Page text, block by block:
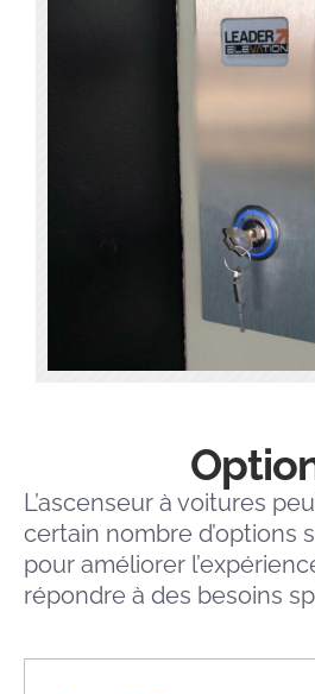
L’ascenseur à voitures
certain nombre d’options
pour améliorer
répondre à des besoins